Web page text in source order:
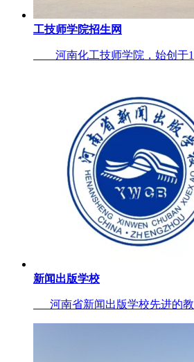
工技师学院招生网
河南化工技师学院，始创于
新闻出版学校
河南省新闻出版学校先进的教